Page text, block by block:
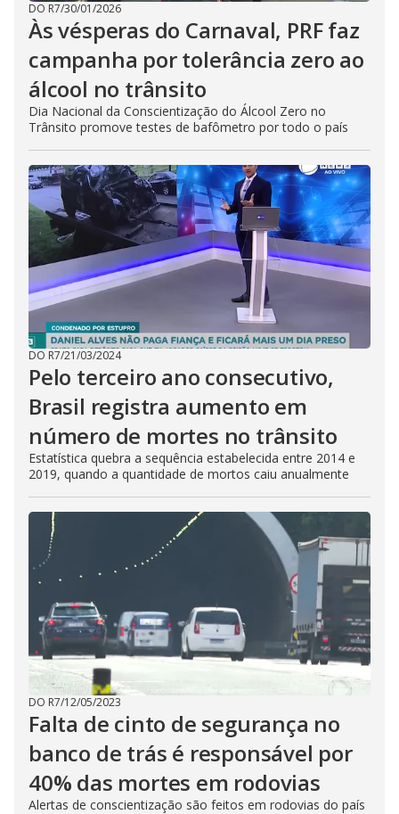
DO R7/30/01/2026
Às vésperas do Carnaval, PRF faz
campanha por tolerância zero ao
álcool no trânsito
Dia Nacional da Conscientização do Álcool Zero no
Trânsito promove testes de bafômetro por todo o país
DO R7/21/03/2024
Pelo terceiro ano consecutivo,
Brasil registra aumento em
número de mortes no trânsito
Estatística quebra a sequência estabelecida entre 2014 e
2019, quando a quantidade de mortos caiu anualmente
DO R7/12/05/2023
Falta de cinto de segurança no
banco de trás é responsável por
40% das mortes em rodovias
Alertas de conscientização são feitos em rodovias do país